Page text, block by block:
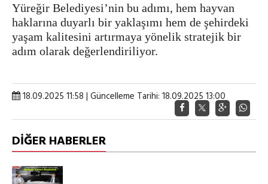
Yüreğir Belediyesi’nin bu adımı, hem hayvan
haklarına duyarlı bir yaklaşımı hem de şehirdeki
yaşam kalitesini artırmaya yönelik stratejik bir
adım olarak değerlendiriliyor.
18.09.2025 11:58 | Güncelleme Tarihi: 18.09.2025 13:00
DİĞER HABERLER